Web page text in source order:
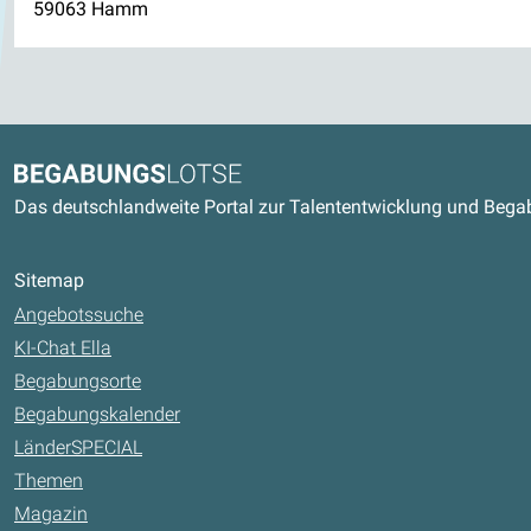
59063 Hamm
Kontaktdaten und weitere Links
Begabungslotse
Das deutschlandweite Portal zur Talententwicklung und
Sitemap
Angebotssuche
KI-Chat Ella
Begabungsorte
Begabungskalender
LänderSPECIAL
Themen
Magazin